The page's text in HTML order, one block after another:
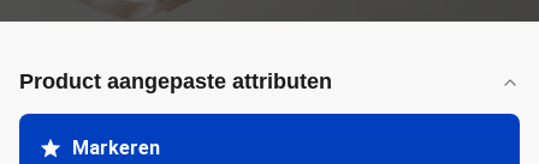
Product aangepaste attributen
Markeren